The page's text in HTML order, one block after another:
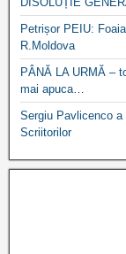
Petrișor PEIU:
R.Moldova
PÂNĂ LA URMĂ –
mai apuca…
Sergiu Pavlicenco
Scriitorilor